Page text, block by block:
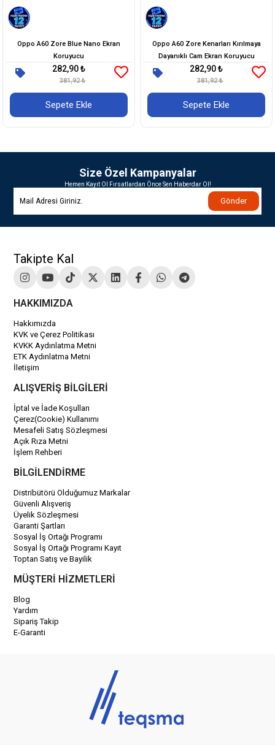
Oppo A60 Zore Blue Nano Ekran
Koruyucu
282,90 ₺
381,92 ₺
Sepete Ekle
Oppo A60 Zore Kenarları Kırılmaya
Dayanıklı Cam Ekran Koruyucu
282,90 ₺
381,92 ₺
Sepete Ekle
Size Özel Kampanyalar
Hemen Kayıt Ol Fırsatlardan Önce Sen Haberdar Ol!
Gönder
Takipte Kal
HAKKIMIZDA
Hakkımızda
KVK ve Çerez Politikası
KVKK Aydınlatma Metni
ETK Aydınlatma Metni
İletişim
ALIŞVERİŞ BİLGİLERİ
İptal ve İade Koşulları
Çerez(Cookie) Kullanımı
Mesafeli Satış Sözleşmesi
Açık Rıza Metni
İşlem Rehberi
BİLGİLENDİRME
Distribütörü Olduğumuz Markalar
Güvenli Alışveriş
Üyelik Sözleşmesi
Garanti Şartları
Sosyal İş Ortağı Programı
Sosyal İş Ortağı Programı Kayıt
Toptan Satış ve Bayilik
MÜŞTERİ HİZMETLERİ
Blog
Yardım
Sipariş Takip
E-Garanti